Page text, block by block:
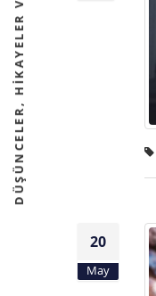
20
May
DÜŞÜNCELER, HİKAYELER VE FİKİRLER